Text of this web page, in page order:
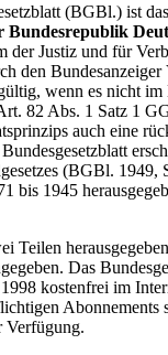
(BGBl.) ist das
der Justiz und für
den
wenn es nicht im
82 Abs. 1 Satz 1
auch eine
(BGBl. 1949,
bis 1945
Teilen
Das
kostenfrei im
Abonnements
Verfügung.